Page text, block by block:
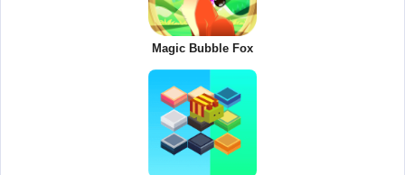
Magic Bubble Fox